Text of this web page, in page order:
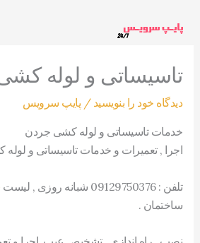
تاسیساتی و لوله
دیدگاه‌ خود را بنویسید / پایپ سرویس
خدمات تاسیساتی و لوله کشی جردن
اجرا , تعمیرات و خدمات تاسیساتی و
تلفن : 09129750376 شبانه روزی , لیست
ساختمان .